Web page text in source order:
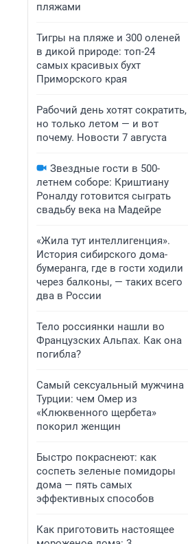
пляжами
Тигры на пляже и 300 оленей
в дикой природе: топ-24
самых красивых бухт
Приморского края
Рабочий день хотят сократить,
но только летом — и вот
почему. Новости 7 августа
Звездные гости в 500-
летнем соборе: Криштиану
Роналду готовится сыграть
свадьбу века на Мадейре
«Жила тут интеллигенция».
История сибирского дома-
бумеранга, где в гости ходили
через балконы, — таких всего
два в России
Тело россиянки нашли во
Французских Альпах. Как она
погибла?
Самый сексуальный мужчина
Турции: чем Омер из
«Клюквенного щербета»
покорил женщин
Быстро покраснеют: как
соспеть зеленые помидоры
дома — пять самых
эффективных способов
Как приготовить настоящее